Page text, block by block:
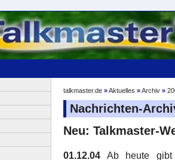
talkmaster.de »Aktuelles »Archiv »
Nachrichten-
Neu: Talkmaster-
01.12.04 Ab heute gibt